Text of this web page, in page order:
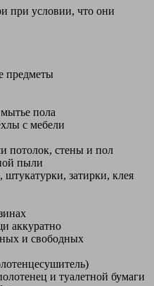
при условии, что они
предметы
пола
с мебели
потолок, стены и пол
пыли
затирки, клея
аккуратно
и свободных
и туалетной бумаги